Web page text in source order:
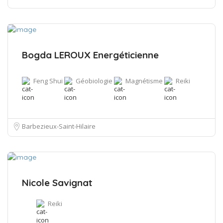
Bogda LEROUX Energéticienne
Feng Shui Géobiologie Magnétisme Reiki
Barbezieux-Saint-Hilaire
Nicole Savignat
Reiki